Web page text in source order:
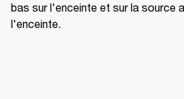
bas sur l'enceinte et sur la source
l'enceinte.